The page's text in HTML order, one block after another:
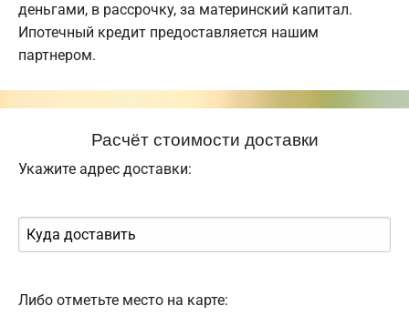
деньгами, в рассрочку, за материнский капитал.
Ипотечный кредит предоставляется нашим
партнером.
Расчёт стоимости доставки
Укажите адрес доставки:
Либо отметьте место на карте: